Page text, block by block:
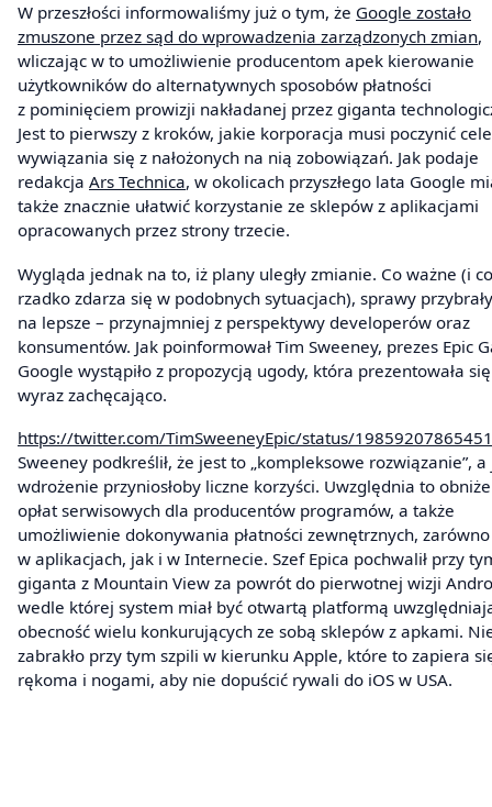
W przeszłości informowaliśmy już o tym, że Google zostało
zmuszone przez sąd do wprowadzenia zarządzonych zmian,
wliczając w to umożliwienie producentom apek kierowanie
użytkowników do alternatywnych sposobów płatności
z pominięciem prowizji nakładanej przez giganta
Jest to pierwszy z kroków, jakie korporacja musi poczynić
wywiązania się z nałożonych na nią zobowiązań. Jak podaje
redakcja Ars Technica, w okolicach przyszłego lata Google
także znacznie ułatwić korzystanie ze sklepów z aplikacjami
opracowanych przez strony trzecie.
Wygląda jednak na to, iż plany uległy zmianie. Co ważne (i co
rzadko zdarza się w podobnych sytuacjach), sprawy
na lepsze – przynajmniej z perspektywy developerów oraz
konsumentów. Jak poinformował Tim Sweeney, prezes Epic
Google wystąpiło z propozycją ugody, która prezentowała
wyraz zachęcająco.
https://twitter.com/TimSweeneyEpic/status/
Sweeney podkreślił, że jest to „kompleksowe rozwiązanie”,
wdrożenie przyniosłoby liczne korzyści. Uwzględnia to
opłat serwisowych dla producentów programów, a także
umożliwienie dokonywania płatności zewnętrznych, zarówno
w aplikacjach, jak i w Internecie. Szef Epica pochwalił przy
giganta z Mountain View za powrót do pierwotnej wizji
wedle której system miał być otwartą platformą
obecność wielu konkurujących ze sobą sklepów z apkami.
zabrakło przy tym szpili w kierunku Apple, które to zapiera
rękoma i nogami, aby nie dopuścić rywali do iOS w USA.